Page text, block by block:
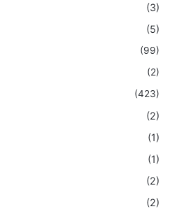
(3)
(5)
(99)
(2)
(423)
(2)
(1)
(1)
(2)
(2)